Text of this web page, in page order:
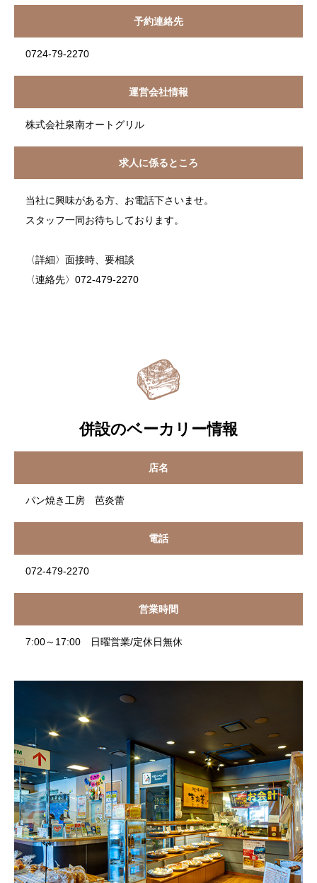
予約連絡先
0724-79-2270
運営会社情報
株式会社泉南オートグリル
求人に係るところ
当社に興味がある方、お電話下さいませ。
スタッフ一同お待ちしております。
〈詳細〉面接時、要相談
〈連絡先〉072-479-2270
併設のベーカリー情報
店名
パン焼き工房 芭炎蕾
電話
072-479-2270
営業時間
7:00～17:00 日曜営業/定休日無休